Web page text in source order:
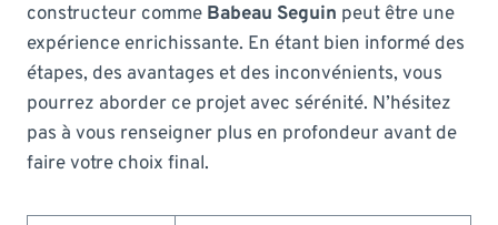
constructeur comme Babeau Seguin peut être une
expérience enrichissante. En étant bien informé des
étapes, des avantages et des inconvénients, vous
pourrez aborder ce projet avec sérénité. N’hésitez
pas à vous renseigner plus en profondeur avant de
faire votre choix final.